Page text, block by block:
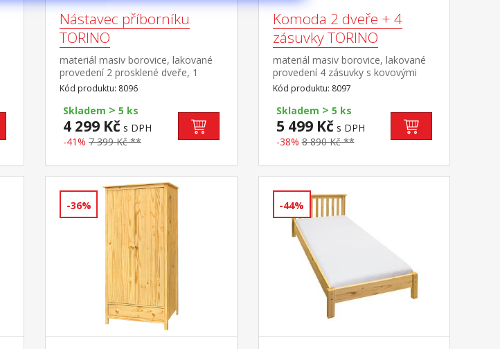
Nástavec příborníku
TORINO
materiál masiv borovice, lakované
provedení 2 prosklené dveře, 1
police nástavec příborníku 8095
Kód produktu: 8096
Skladem > 5 ks
4 299 Kč s DPH
-41% 7 399 Kč **
Komoda 2 dveře + 4
zásuvky TORINO
materiál masiv borovice, lakované
provedení 4 zásuvky s kovovými
pojezdy, 2 plné dveře, 1 police
Kód produktu: 8097
Skladem > 5 ks
5 499 Kč s DPH
-38% 8 890 Kč **
-36% -44%